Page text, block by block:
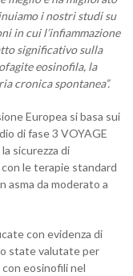
i nostri studi su
in cui l’infiammazione
significativo sulla
eosinofila, la
cronica spontanea”.
Europea si basa sui
di fase 3 VOYAGE
sicurezza di
le terapie standard
asma da moderato a
con evidenza di
state valutate per
con eosinofili nel